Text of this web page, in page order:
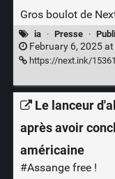
Gros boulot de
ia · Presse ·
February 6, 2025 at
https://next.ink/153613/enquete-
Le lanceur
après avoir
américaine
#Assangefree !